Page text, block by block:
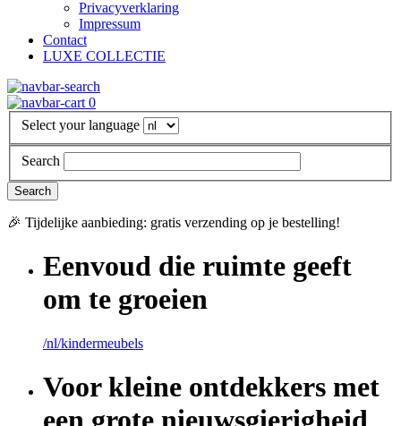
Privacyverklaring
Impressum
Contact
LUXE COLLECTIE
0
Select your language
Search
🎉 Tijdelijke aanbieding: gratis verzending op je bestelling!
Eenvoud die ruimte geeft
om te groeien
/nl/kindermeubels
Voor kleine ontdekkers met